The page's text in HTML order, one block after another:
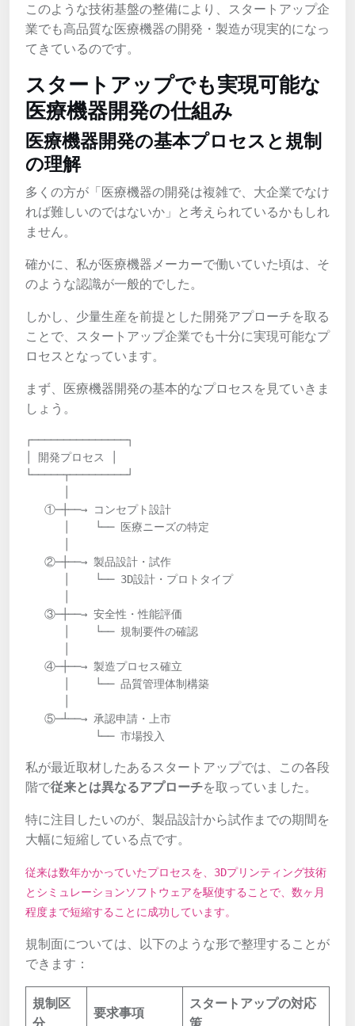
このような技術基盤の整備により、スタートアップ企
業でも高品質な医療機器の開発・製造が現実的になっ
てきているのです。
スタートアップでも実現可能な
医療機器開発の仕組み
医療機器開発の基本プロセスと規制
の理解
多くの方が「医療機器の開発は複雑で、大企業でなけ
れば難しいのではないか」と考えられているかもしれ
ません。
確かに、私が医療機器メーカーで働いていた頃は、そ
のような認識が一般的でした。
しかし、少量生産を前提とした開発アプローチを取る
ことで、スタートアップ企業でも十分に実現可能なプ
ロセスとなっています。
まず、医療機器開発の基本的なプロセスを見ていきま
しょう。
┌───────────────┐
│ 開発プロセス │
└─────┬─────────┘
           └── 市場投入
私が最近取材したあるスタートアップでは、この各段
階で従来とは異なるアプローチを取っていました。
特に注目したいのが、製品設計から試作までの期間を
大幅に短縮している点です。
従来は数年かかっていたプロセスを、3Dプリンティング技術
とシミュレーションソフトウェアを駆使することで、数ヶ月
程度まで短縮することに成功しています。
規制面については、以下のような形で整理することが
できます：
規制区
要求事項
スタートアップの対応